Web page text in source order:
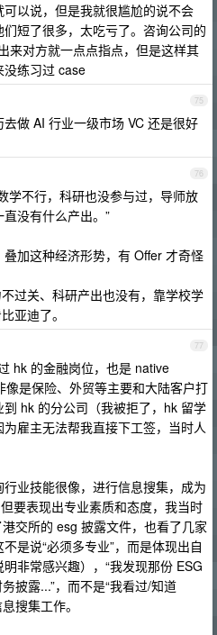
以说，但是我就很尴尬的说不会
短了很多，太吃亏了。咨询公司的
来对方就一点点指点，但是这样其
没练习过 case
75
做 AI 行业一级市场 VC 还是很好
76
学不行，科研也没参与过，导师放
没有什么产出。”
加这种经济形势，有 Offer 才奇怪
过关、科研产出也没有，靠学校学
亚迪了。
77
hk 的金融岗位，也是 native
是保险、外贸等主要和大陆客户打
hk 的分公司（我被拒了，hk 留学
雇主无法帮我直接下工签，当时人
业技能很像，进行信息搜集，成为
要表现出专业素质和态度，我当时
交所的 esg 披露文件，也看了几家
是说“必须多专业”，而是体现出自
非常感兴趣），“我发现那份 ESG
披露...”，而不是“我看过/知道
搜集工作。